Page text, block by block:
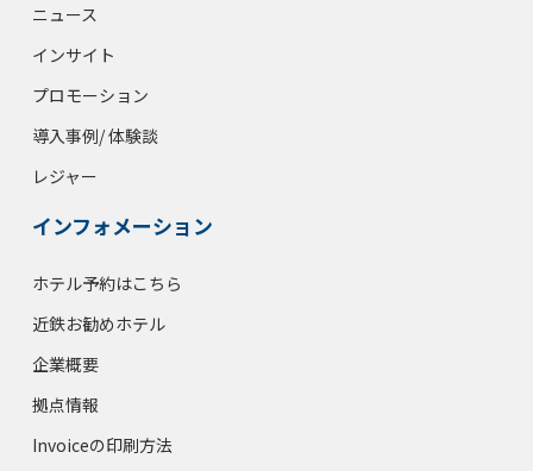
ニュース
インサイト
プロモーション
導入事例/ 体験談
レジャー
インフォメーション
ホテル予約はこちら
近鉄お勧めホテル
企業概要
拠点情報
Invoiceの印刷方法